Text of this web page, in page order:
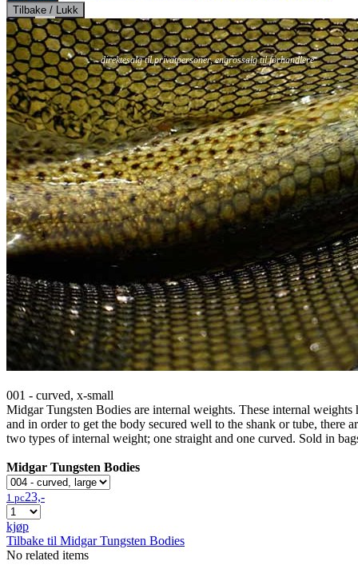
Fluer Fluefiske Fluebinding Kurs & Guiding
- direktesalg til privatpersoner, engrossalg til forhandlere
Tilbake / Lukk
001 - curved, x-small
Midgar Tungsten Bodies are internal weights. These internal
and in order to get the body secured well to the shank or tube, there
two types of internal weight; one straight and one curved. Sold in
Midgar Tungsten Bodies
1 pc23,-
kjøp
Tilbake til Midgar Tungsten Bodies
No related items